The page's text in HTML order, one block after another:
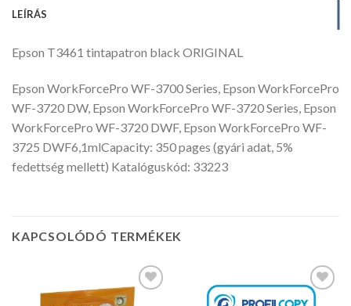
LEÍRÁS
Epson T3461 tintapatron black ORIGINAL
Epson WorkForcePro WF-3700 Series, Epson WorkForcePro
WF-3720 DW, Epson WorkForcePro WF-3720 Series, Epson
WorkForcePro WF-3720 DWF, Epson WorkForcePro WF-
3725 DWF6,1mlCapacity: 350 pages (gyári adat, 5%
fedettség mellett) Katalóguskód: 33223
KAPCSOLÓDÓ TERMÉKEK
Kedvencekhez Kedvencekhez